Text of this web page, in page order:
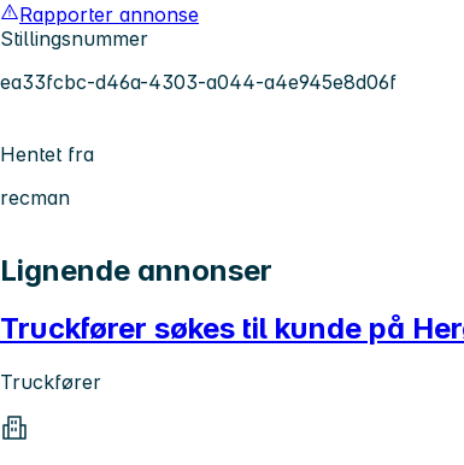
Rapporter annonse
Stillingsnummer
ea33fcbc-d46a-4303-a044-a4e945e8d06f
Hentet fra
recman
Lignende annonser
Truckfører søkes til kunde på
Truckfører